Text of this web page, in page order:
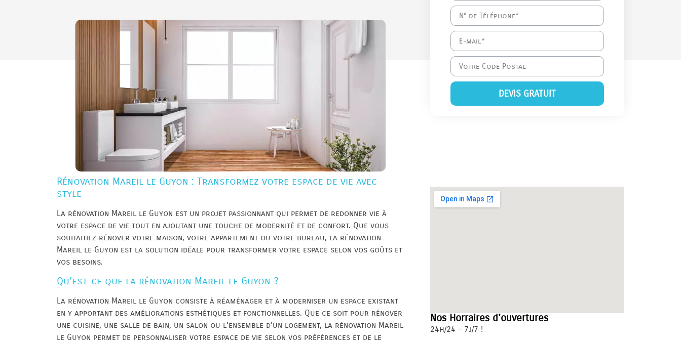
DEVIS GRATUIT
Rénovation Mareil le Guyon : Transformez votre espace de vie avec
style
La rénovation Mareil le Guyon est un projet passionnant qui permet de redonner vie à
votre espace de vie tout en ajoutant une touche de modernité et de confort. Que vous
souhaitiez rénover votre maison, votre appartement ou votre bureau, la rénovation
Mareil le Guyon est la solution idéale pour transformer votre espace selon vos goûts et
vos besoins.
Qu’est-ce que la rénovation Mareil le Guyon ?
La rénovation Mareil le Guyon consiste à réaménager et à moderniser un espace existant
en y apportant des améliorations esthétiques et fonctionnelles. Que ce soit pour rénover
une cuisine, une salle de bain, un salon ou l’ensemble d’un logement, la rénovation Mareil
le Guyon permet de personnaliser votre espace de vie selon vos préférences et de le
Nos Horraires d'ouvertures
24h/24 - 7j/7 !